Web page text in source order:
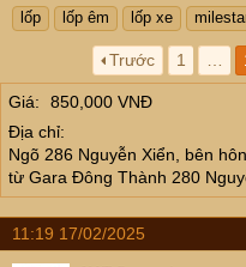
h
r
a
d
t
a
r
t
e
r
g
à
g
lốp
lốp êm lốp xe
Trước 1
Giá
850,000 VNĐ
Địa chỉ
Ngõ 286 Nguyễn Xiển, bên
từ Gara Đông Thành 280
11:19 17/02/2025